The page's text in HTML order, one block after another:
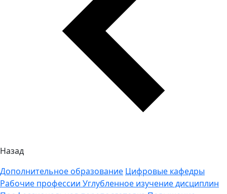
Назад
Дополнительное образование Цифровые кафедры
Рабочие профессии Углубленное изучение дисциплин